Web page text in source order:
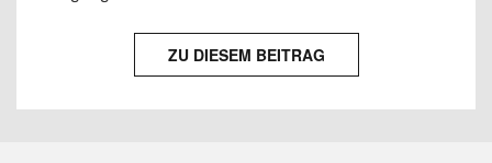
ZU DIESEM BEITRAG